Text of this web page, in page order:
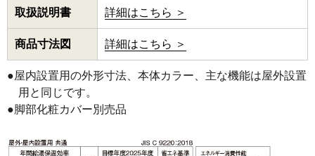
取扱説明書 詳細はこちら ＞
商品寸法図 詳細はこちら ＞
●屋内設置用の外形寸法、本体カラー、主な機能は屋外設置
用と同じです。
●脚部化粧カバー別売品